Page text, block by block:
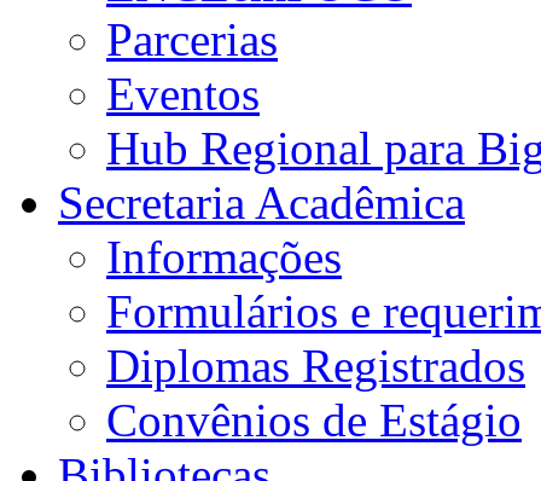
Parcerias
Eventos
Hub Regional para
Secretaria Acadêmica
Informações
Formulários e
Diplomas Registrados
Convênios de Estágio